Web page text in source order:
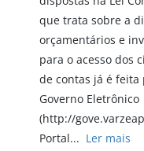
que trata sobre a
orçamentários e
para o acesso dos
de contas já é
Governo Eletrônico
(http://
Portal... Ler mais